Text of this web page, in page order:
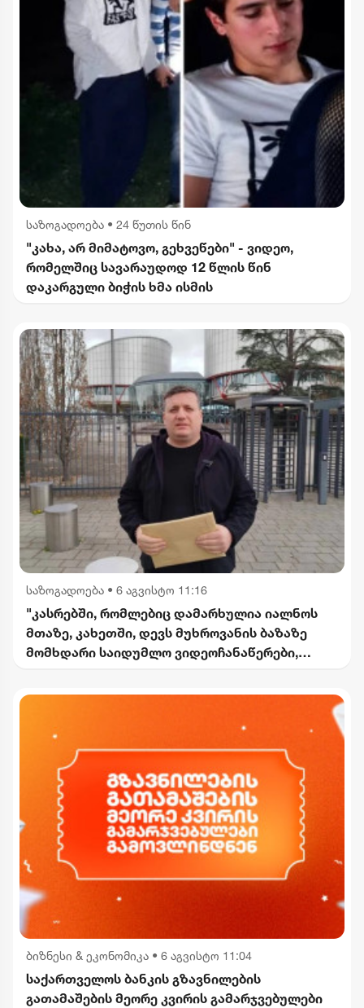
საზოგადოება • 24 წუთის წინ
"კახა, არ მიმატოვო, გეხვეწები" - ვიდეო,
რომელშიც სავარაუდოდ 12 წლის წინ
დაკარგული ბიჭის ხმა ისმის
საზოგადოება • 6 აგვისტო 11:16
"კასრებში, რომლებიც დამარხულია იალნოს
მთაზე, კახეთში, დევს მუხროვანის ბაზაზე
მომხდარი საიდუმლო ვიდეოჩანაწერები,
ბიზნესი & ეკონომიკა • 6 აგვისტო 11:04
საქართველოს ბანკის გზავნილების
გათამაშების მეორე კვირის გამარჯვებულები